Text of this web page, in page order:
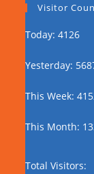
Visitor
Today: 4126
Yesterday:
This Week:
This Month:
Total Visitors: